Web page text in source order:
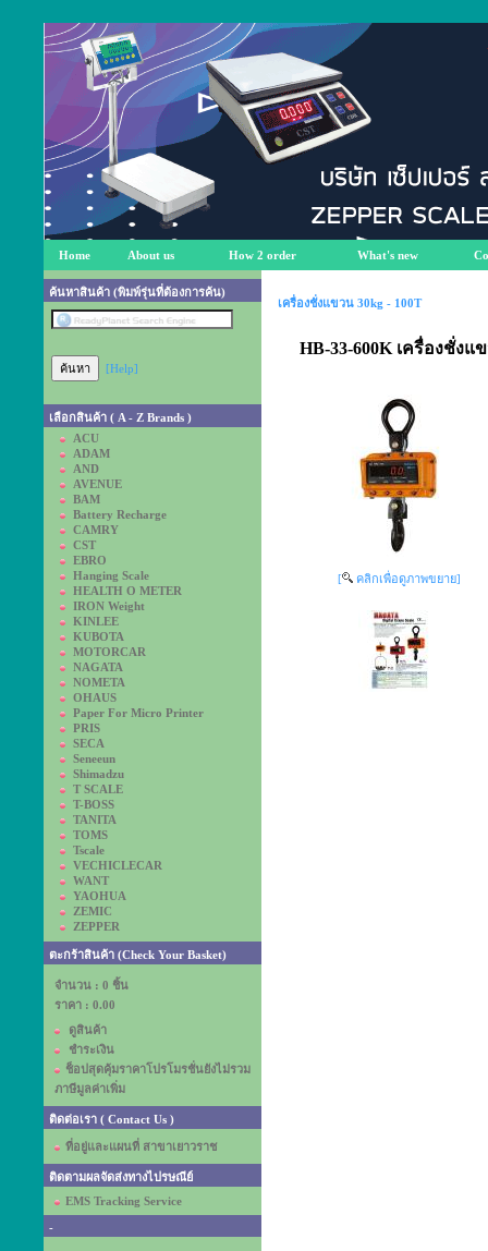
Home About us How 2 order What's new
ค้นหาสินค้า (พิมพ์รุ่นที่ต้องการค้น)
[Help]
เลือกสินค้า ( A - Z Brands )
ACU
ADAM
AND
AVENUE
BAM
Battery Recharge
CAMRY
CST
EBRO
Hanging Scale
HEALTH O METER
IRON Weight
KINLEE
KUBOTA
MOTORCAR
NAGATA
NOMETA
OHAUS
Paper For Micro Printer
PRIS
SECA
Seneeun
Shimadzu
T SCALE
T-BOSS
TANITA
TOMS
Tscale
VECHICLECAR
WANT
YAOHUA
ZEMIC
ZEPPER
ตะกร้าสินค้า (Check Your Basket)
จำนวน : 0 ชิ้น
ราคา : 0.00
ดูสินค้า
ชำระเงิน
ช็อปสุดคุ้มราคาโปรโมรชั่นยังไม่รวม
ภาษีมูลค่าเพิ่ม
ติดต่อเรา ( Contact Us )
ที่อยู่และแผนที่ สาขาเยาวราช
ติดตามผลจัดส่งทางไปรษณีย์
EMS Tracking Service
-
เครื่องชั่งแขวน 30kg - 100T
HB-33-600K เครื่องชั่งแ
[ คลิกเพื่อดูภาพขยาย]